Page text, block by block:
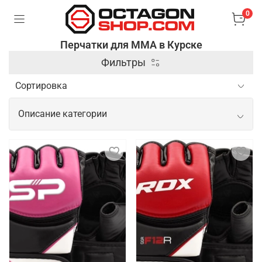
0
Перчатки для ММА в Курске
Фильтры
Описание категории
Профессиональные перчатки для
ММА
Перчатки для ММА (смешанных боевых искусств)
– это специальные аксессуары, которые
используются для защиты рук и обеспечения
безопасности бойцов во время тренировок и
соревнований. Они отличаются от боксерских
перчаток тем, что имеют открытые пальцы и